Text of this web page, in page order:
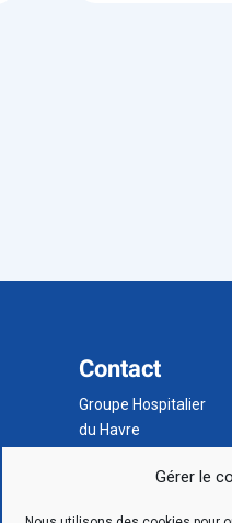
Gérer le
Contact
Groupe Hospitalier
du Havre
76 083 Le Havre